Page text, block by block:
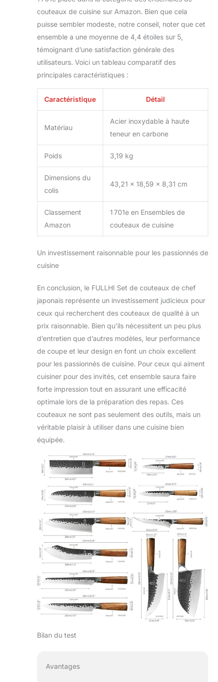
: En raison de la
carbone des
couteaux forgés à
la main, veillez à
nettoyer les
substances acides
ou alcalines ne
peuvent pas rester
longtemps sur les
couteaux de
couteaux doivent
être conservés au
utilisation.
couteaux de cuisine sur Amazon. Bien que cela
puisse sembler modeste, notre conseil, noter que cet
ensemble a une moyenne de 4,4 étoiles sur 5,
témoignant d’une satisfaction générale des
utilisateurs. Voici un tableau comparatif des
principales caractéristiques :
Caractéristique Détail
Matériau
Acier inoxydable à haute
teneur en carbone
Poids 3,19 kg
Dimensions du
colis
43,21 x 18,59 x 8,31 cm
Classement
Amazon
1 701e en Ensembles de
couteaux de cuisine
Un investissement raisonnable pour les passionnés de
cuisine
En conclusion, le FULLHI Set de couteaux de chef
japonais représente un investissement judicieux pour
ceux qui recherchent des couteaux de qualité à un
prix raisonnable. Bien qu’ils nécessitent un peu plus
d’entretien que d’autres modèles, leur performance
de coupe et leur design en font un choix excellent
pour les passionnés de cuisine. Pour ceux qui aiment
cuisiner pour des invités, cet ensemble saura faire
forte impression tout en assurant une efficacité
optimale lors de la préparation des repas. Ces
couteaux ne sont pas seulement des outils, mais un
véritable plaisir à utiliser dans une cuisine bien
équipée.
Bilan du test
Avantages